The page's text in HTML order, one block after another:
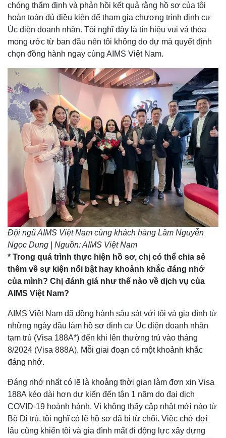
chóng thẩm định và phản hồi kết quả rằng hồ sơ của tôi
hoàn toàn đủ điều kiện để tham gia chương trình định cư
Úc diện doanh nhân. Tôi nghĩ đây là tín hiệu vui và thỏa
mong ước từ ban đầu nên tôi không do dự mà quyết định
chọn đồng hành ngay cùng AIMS Việt Nam.
Đội ngũ AIMS Việt Nam cùng khách hàng Lâm Nguyễn
Ngọc Dung | Nguồn: AIMS Việt Nam
* Trong quá trình thực hiện hồ sơ, chị có thể chia sẻ
thêm về sự kiện nổi bật hay khoảnh khắc đáng nhớ
của mình? Chị đánh giá như thế nào về dịch vụ của
AIMS Việt Nam?
AIMS Việt Nam đã đồng hành sâu sát với tôi và gia đình từ
những ngày đầu làm hồ sơ định cư Úc diện doanh nhân
tạm trú (Visa 188A*) đến khi lên thường trú vào tháng
8/2024 (Visa 888A). Mỗi giai đoạn có một khoảnh khắc
đáng nhớ.
Đáng nhớ nhất có lẽ là khoảng thời gian làm đơn xin Visa
188A kéo dài hơn dự kiến đến tận 1 năm do đại dịch
COVID-19 hoành hành. Vì không thấy cập nhật mới nào từ
Bộ Di trú, tôi nghĩ có lẽ hồ sơ đã bị từ chối. Việc chờ đợi
lâu cũng khiến tôi và gia đình mất đi động lực xây dựng